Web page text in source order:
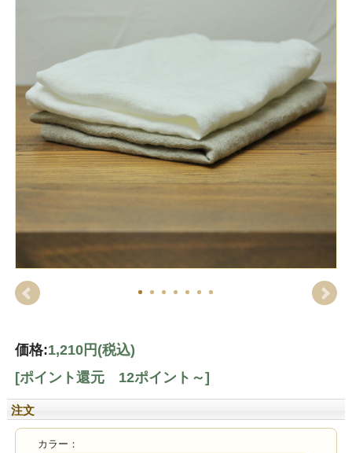
価格:1,210円 (税込)
[ポイント還元 12ポイント～]
注文
カラー：